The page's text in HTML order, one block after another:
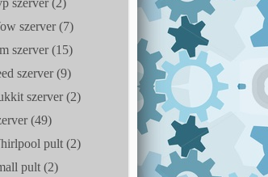
szerver (2)
szerver (7)
szerver (15)
szerver (9)
szerver (2)
(49)
pult (2)
pult (2)